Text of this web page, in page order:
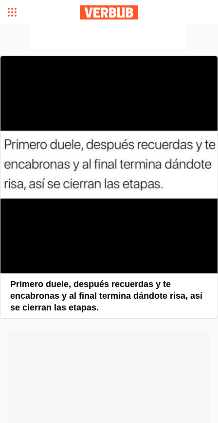
Primero duele, después recuerdas y te
encabronas y al final termina dándote risa, así
se cierran las etapas.